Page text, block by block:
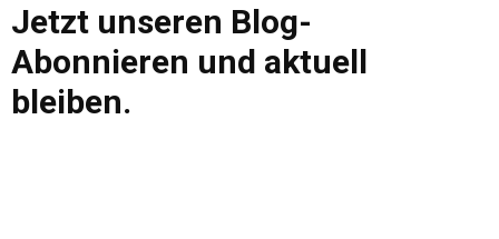
Jetzt unseren Blog-
Abonnieren und aktuell
bleiben.